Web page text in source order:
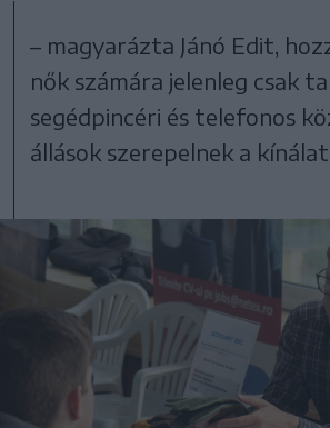
– magyarázta Jánó Edit,
nők számára jelenleg csak
segédpincéri és telefonos
állások szerepelnek a